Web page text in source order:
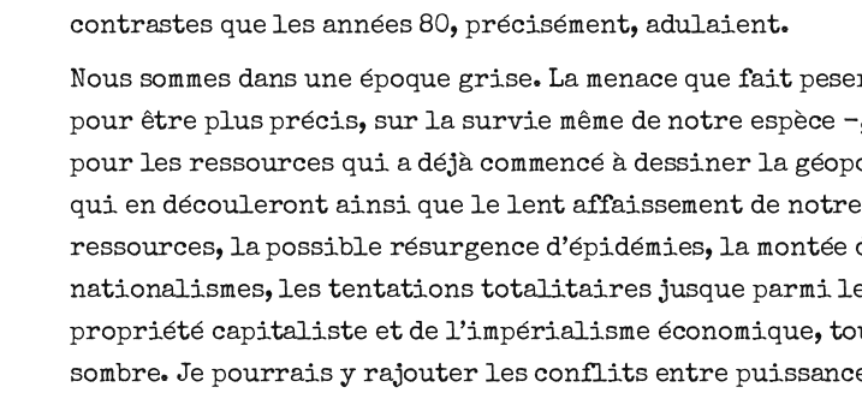
contrastes que les années 80, précisément, adulaient.
Nous sommes dans une époque grise. La menace que fait
pour être plus précis, sur la survie même de notre
pour les ressources qui a déjà commencé à dessiner la
qui en découleront ainsi que le lent affaissement de
ressources, la possible résurgence d’épidémies, la
nationalismes, les tentations totalitaires jusque parmi
propriété capitaliste et de l’impérialisme économique,
sombre. Je pourrais y rajouter les conflits entre